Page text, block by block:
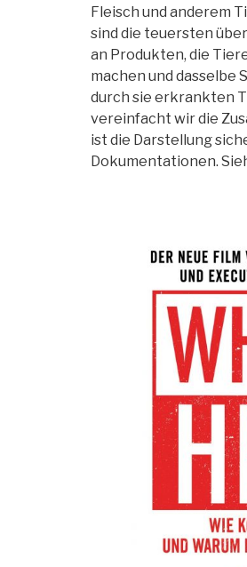
Fleisch und anderem
sind die teuersten
an Produkten, die
machen und dasselbe
durch sie erkrankten
vereinfacht wir die
ist die Darstellung
Dokumentationen.